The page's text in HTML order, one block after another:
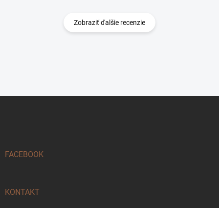
Zobraziť ďalšie recenzie
FACEBOOK
KONTAKT